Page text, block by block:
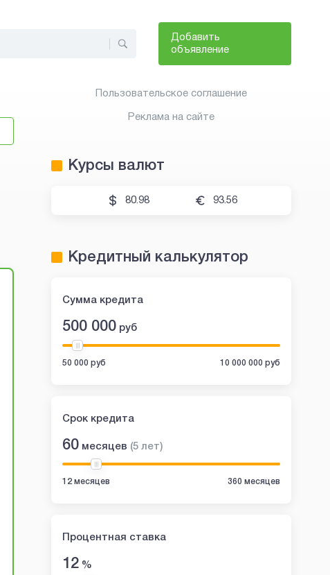
Добавить
объявление
Пользовательское соглашение
Реклама на сайте
Курсы валют
80.98 93.56
Кредитный калькулятор
Сумма кредита
500 000 руб
50 000 руб 10 000 000 руб
Срок кредита
60 месяцев (5 лет)
12 месяцев 360 месяцев
Процентная ставка
12 %